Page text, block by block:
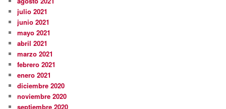
julio 2021
junio 2021
mayo 2021
abril 2021
marzo 2021
febrero 2021
enero 2021
diciembre 2020
noviembre 2020
septiembre 2020